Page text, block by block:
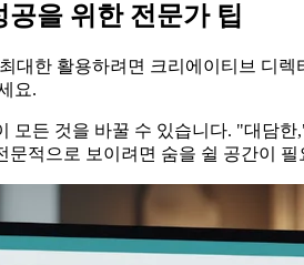
을 위한 전문가 팁
대한 활용하려면 크리에이티브 디
요.
모든 것을 바꿀 수 있습니다. "대담
문적으로 보이려면 숨을 쉴 공간이 필